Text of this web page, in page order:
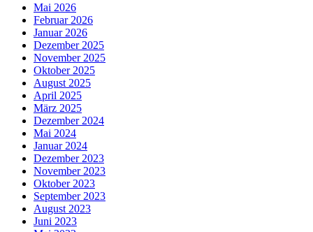
Mai 2026
Februar 2026
Januar 2026
Dezember 2025
November 2025
Oktober 2025
August 2025
April 2025
März 2025
Dezember 2024
Mai 2024
Januar 2024
Dezember 2023
November 2023
Oktober 2023
September 2023
August 2023
Juni 2023